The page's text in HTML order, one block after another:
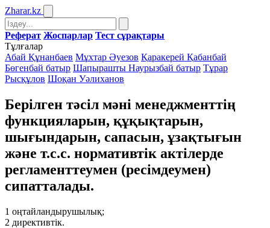
Zharar.kz
Реферат Жоспарлар Тест сұрақтары
Тұлғалар
Абай Құнанбаев Мұхтар Әуезов Қаракерей Қабанбай
Бөгенбай батыр Шапырашты Наурызбай батыр Тұрар
Рысқұлов Шоқан Уәлиханов
Берілген тәсіл мәні менеджменттің
функцияларын, құқықтарын,
шығындарын, сапасын, ұзақтығын
және т.с.с. нормативтік актілерде
регламенттеумен (ресімдеумен)
сипатталады.
1 оңтайландырушылық;
2 директивтік.